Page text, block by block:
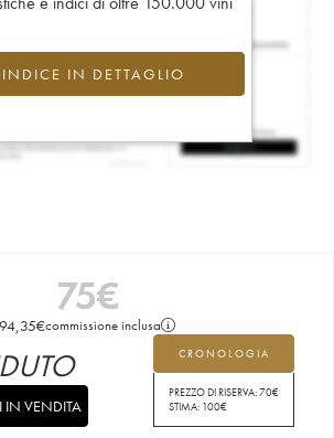
IN DETTAGLIO
75€
94,35€commissione inclusa
CRONOLOGIA
PREZZO DI RISERVA:70€
STIMA: 100€
IN VENDITA